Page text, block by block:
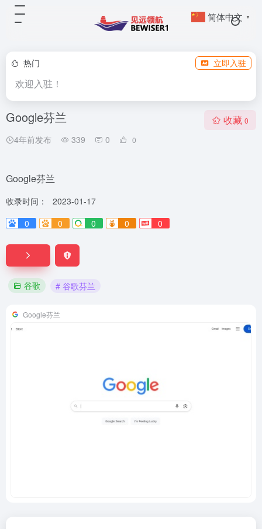
热门 立即入驻
欢迎入驻！
Google芬兰
4年前发布 339 0 0
收藏 0
Google芬兰
收录时间：
2023-01-17
0
0 0 0 0
谷歌 # 谷歌芬兰
Google芬兰
简体中文 ▼